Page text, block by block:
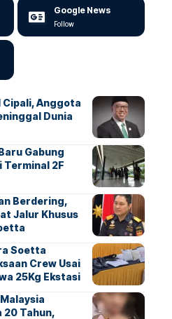
Google News
Follow
Cipali, Anggota
Dunia
Gabung
Terminal 2F
Berdering,
Jalur Khusus
Soetta
Crew Usai
25Kg Ekstasi
20 Tahun,